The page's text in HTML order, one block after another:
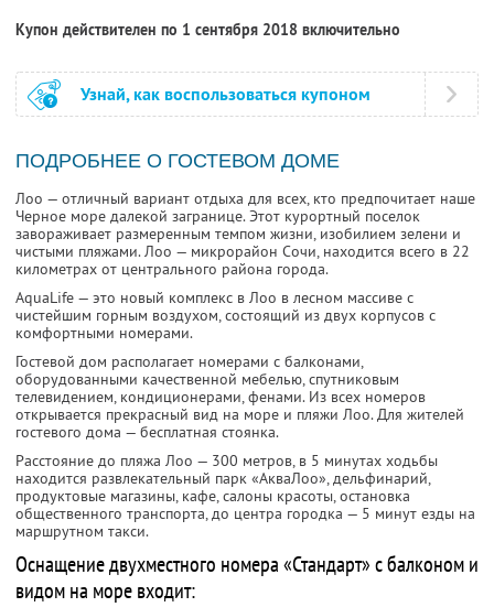
Купон действителен по 1 сентября 2018 включительно
Узнай, как воспользоваться купоном
ПОДРОБНЕЕ О ГОСТЕВОМ ДОМЕ
Лоо — отличный вариант отдыха для всех, кто предпочитает наше
Черное море далекой загранице. Этот курортный поселок
завораживает размеренным темпом жизни, изобилием зелени и
чистыми пляжами. Лоо — микрорайон Сочи, находится всего в 22
километрах от центрального района города.
AquaLife — это новый комплекс в Лоо в лесном массиве с
чистейшим горным воздухом, состоящий из двух корпусов с
комфортными номерами.
Гостевой дом располагает номерами с балконами,
оборудованными качественной мебелью, спутниковым
телевидением, кондиционерами, фенами. Из всех номеров
открывается прекрасный вид на море и пляжи Лоо. Для жителей
гостевого дома — бесплатная стоянка.
Расстояние до пляжа Лоо — 300 метров, в 5 минутах ходьбы
находится развлекательный парк «АкваЛоо», дельфинарий,
продуктовые магазины, кафе, салоны красоты, остановка
общественного транспорта, до центра городка — 5 минут езды на
маршрутном такси.
Оснащение двухместного номера «Стандарт» с балконом и
видом на море входит: